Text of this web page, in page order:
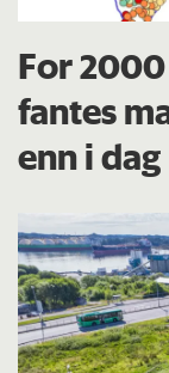
For
fantes
enn i dag